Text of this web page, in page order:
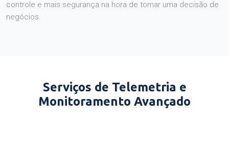
controle e mais segurança na hora de tomar uma decisão de
negócios.
Serviços de Telemetria e
Monitoramento Avançado